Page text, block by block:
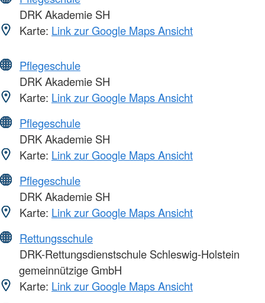
DRK Akademie SH
Karte: Link zur Google Maps Ansicht
Pflegeschule
DRK Akademie SH
Karte: Link zur Google Maps Ansicht
Pflegeschule
DRK Akademie SH
Karte: Link zur Google Maps Ansicht
Pflegeschule
DRK Akademie SH
Karte: Link zur Google Maps Ansicht
Rettungsschule
DRK-Rettungsdienstschule Schleswig-Holstein
gemeinnützige GmbH
Karte: Link zur Google Maps Ansicht